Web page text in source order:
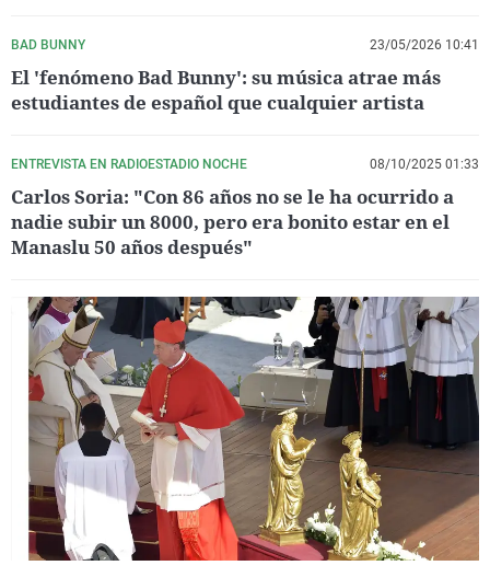
BAD BUNNY 23/05/2026 10:41
El 'fenómeno Bad Bunny': su música atrae más
estudiantes de español que cualquier artista
ENTREVISTA EN RADIOESTADIO NOCHE 08/10/2025 01:33
Carlos Soria: "Con 86 años no se le ha ocurrido a
nadie subir un 8000, pero era bonito estar en el
Manaslu 50 años después"